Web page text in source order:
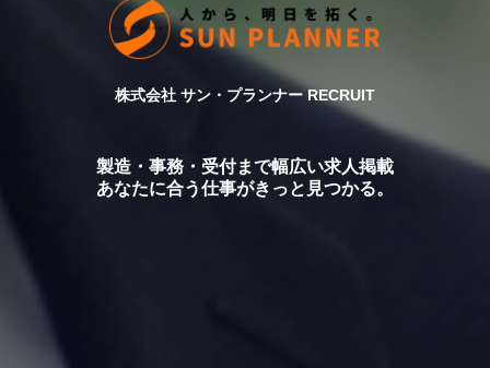
株式会社 サン・プランナー RECRUIT
製造・事務・受付まで幅広い求人掲載
あなたに合う仕事がきっと見つかる。